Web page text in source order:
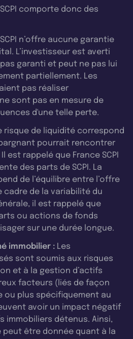
comporte donc des
SCPI n’offre aucune garantie
L’investisseur est averti
garanti et peut ne pas lui
partiellement. Les
pas réaliser
sont pas en mesure de
d'une telle perte.
risque de liquidité correspond
pourrait rencontrer
est rappelé que France SCPI
des parts de SCPI. La
de l’équilibre entre l’offre
cadre de la variabilité du
il est rappelé que
ou actions de fonds
sur une durée longue.
immobilier : Les
sont soumis aux risques
et à la gestion d’actifs
facteurs (liés de façon
ou plus spécifiquement au
avoir un impact négatif
immobiliers détenus. Ainsi,
peut être donnée quant à la